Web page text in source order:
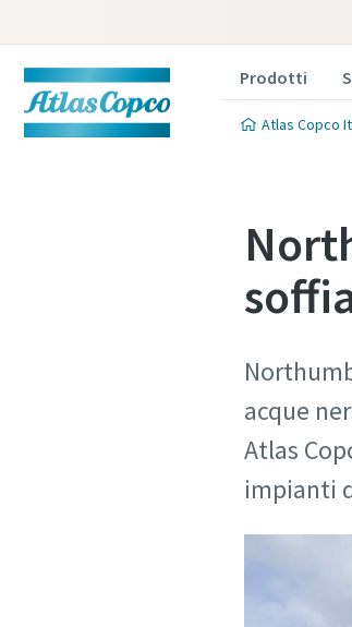
Prodotti
Atlas Copco
acque
Atlas
impianti